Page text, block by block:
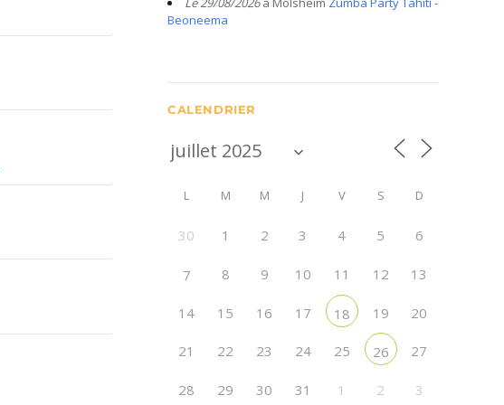
Beoneema
CALENDRIER
L M M J V S D
30 1 2 3 4 5 6
7 8 9 10 11 12 13
14 15 16 17 18 19 20
21 22 23 24 25 26 27
28 29 30 31 1 2 3